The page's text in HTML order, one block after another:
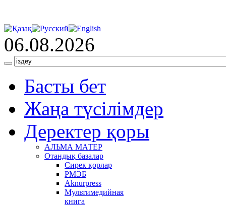
06.08.2026
Басты бет
Жаңа түсілімдер
Деректер қоры
АЛЬМА МАТЕР
Отандық базалар
Сирек қорлар
РМЭБ
Аknurpress
Мультимедийная
книга